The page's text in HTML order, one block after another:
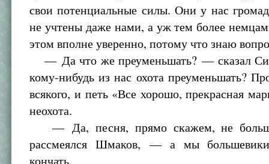
свои потенциальные силы. Они у нас
не учтены даже нами, а уж тем более
этом вполне уверенно, потому что знаю
— Да что же преуменьшать? — сказал
кому-нибудь из нас охота преуменьшать?
всякого, и петь «Все хорошо, прекрасная
неохота.
— Да, песня, прямо скажем, не
рассмеялся Шмаков, — а мы
кончать.